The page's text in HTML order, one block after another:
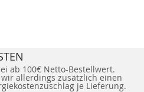
ab 100€ Netto-Bestellwert.
allerdings zusätzlich einen
je Lieferung.